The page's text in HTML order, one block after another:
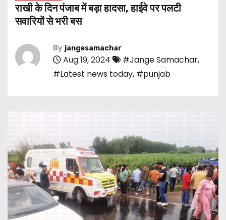
राखी के दिन पंजाब में बड़ा हादसा, हाईवे पर पलटी
सवारियों से भरी बस
By jangesamachar
Aug 19, 2024 #Jange Samachar,
#Latest news today, #punjab